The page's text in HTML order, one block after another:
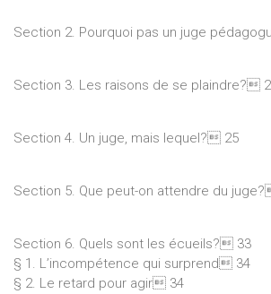
Section 2. Pourquoi pas un juge
Section 3. Les raisons de se plaindre?
Section 4. Un juge, mais lequel? 25
Section 5. Que peut-on attendre du
Section 6. Quels sont les écueils? 33
§ 1. L’incompétence qui surprend 34
§ 2. Le retard pour agir 34